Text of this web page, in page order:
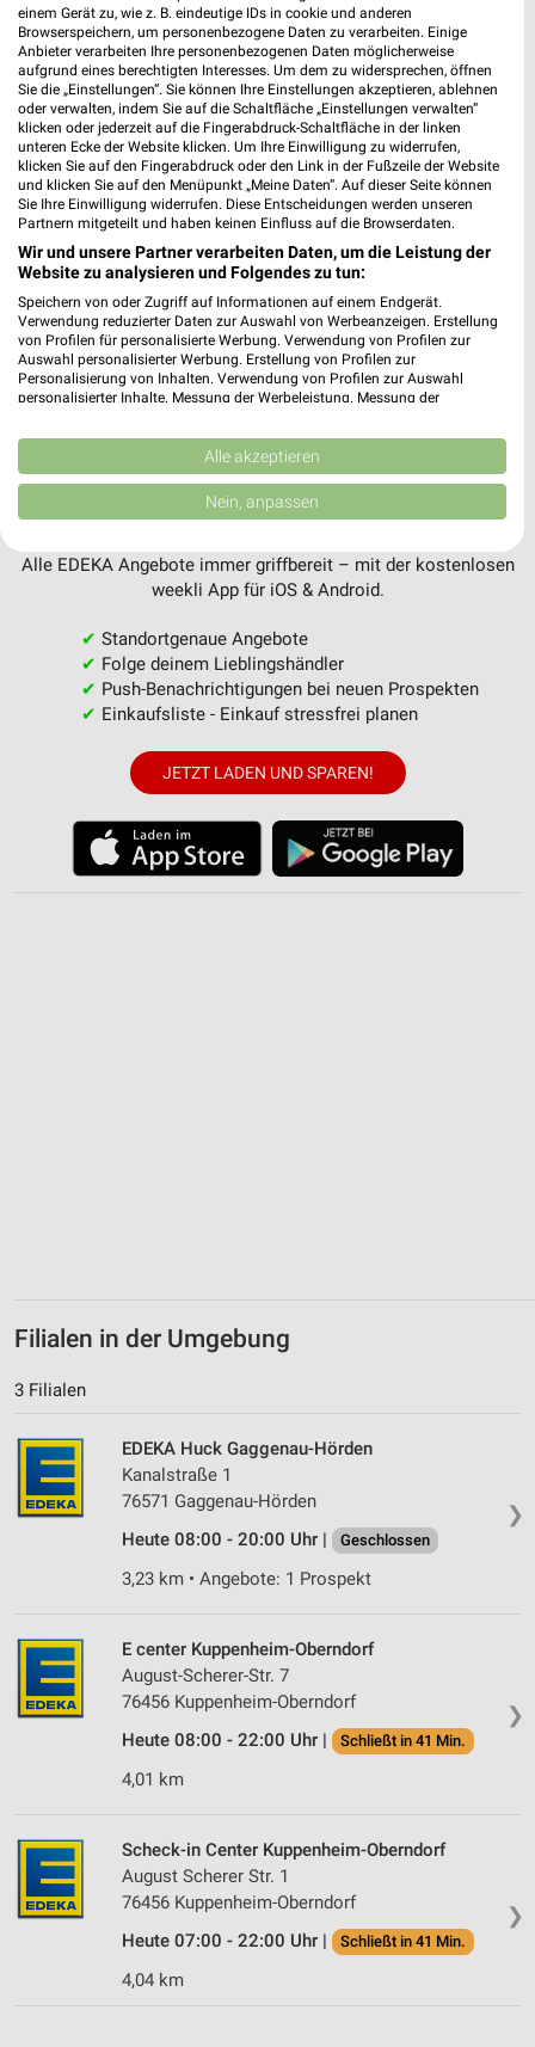
MEHR PROSPEKTE
weekli - Prospekte & Angebote App
Alle EDEKA Angebote immer griffbereit – mit der kostenlosen
weekli App für iOS & Android.
✔ Standortgenaue Angebote
✔ Folge deinem Lieblingshändler
✔ Push-Benachrichtigungen bei neuen Prospekten
✔ Einkaufsliste - Einkauf stressfrei planen
JETZT LADEN UND SPAREN!
Filialen in der Umgebung
3 Filialen
❯
EDEKA Huck Gaggenau-Hörden
Kanalstraße 1
76571 Gaggenau-Hörden
Heute 08:00 - 20:00 Uhr |
Geschlossen
3,23 km • Angebote: 1 Prospekt
❯
E center Kuppenheim-Oberndorf
August-Scherer-Str. 7
76456 Kuppenheim-Oberndorf
Heute 08:00 - 22:00 Uhr |
Schließt in 41 Min.
4,01 km
❯
Scheck-in Center Kuppenheim-Oberndorf
August Scherer Str. 1
76456 Kuppenheim-Oberndorf
Heute 07:00 - 22:00 Uhr |
Schließt in 41 Min.
4,04 km
einem Gerät zu, wie z. B. eindeutige IDs in cookie und anderen
Browserspeichern, um personenbezogene Daten zu verarbeiten. Einige
Anbieter verarbeiten Ihre personenbezogenen Daten möglicherweise
aufgrund eines berechtigten Interesses. Um dem zu widersprechen, öffnen
Sie die „Einstellungen“. Sie können Ihre Einstellungen akzeptieren, ablehnen
oder verwalten, indem Sie auf die Schaltfläche „Einstellungen verwalten“
klicken oder jederzeit auf die Fingerabdruck-Schaltfläche in der linken
unteren Ecke der Website klicken. Um Ihre Einwilligung zu widerrufen,
klicken Sie auf den Fingerabdruck oder den Link in der Fußzeile der Website
und klicken Sie auf den Menüpunkt „Meine Daten“. Auf dieser Seite können
Sie Ihre Einwilligung widerrufen. Diese Entscheidungen werden unseren
Partnern mitgeteilt und haben keinen Einfluss auf die Browserdaten.
Wir und unsere Partner verarbeiten Daten, um die Leistung der
Website zu analysieren und Folgendes zu tun:
Speichern von oder Zugriff auf Informationen auf einem Endgerät.
Verwendung reduzierter Daten zur Auswahl von Werbeanzeigen. Erstellung
von Profilen für personalisierte Werbung. Verwendung von Profilen zur
Auswahl personalisierter Werbung. Erstellung von Profilen zur
Personalisierung von Inhalten. Verwendung von Profilen zur Auswahl
personalisierter Inhalte. Messung der Werbeleistung. Messung der
Kombinationen von Daten aus verschiedenen Quellen. Entwicklung und
Verbesserung der Angebote. Verwendung reduzierter Daten zur Auswahl
von Inhalten.
Daten können außerhalb der Europäischen Union weitergegeben und in die
Website/App.
Partnerliste anzeigen (1 IAB-Anbieter)
IAB-Verarbeitungszwecke:
Speichern von oder Zugriff auf Informationen
auf einem Endgerät
Verwendung reduzierter Daten zur Auswahl von
Werbeanzeigen
Erstellung von Profilen für personalisierte
Werbung
Verwendung reduzierter Daten zur Auswahl von
IAB-Besonderheiten:
Verwendung genauer Standortdaten
Geräte anhand von aktiv angeforderten
Informationen identifizieren
Nicht-IAB-Verarbeitungszwecke:
Funktional
Alle akzeptieren
Nein, anpassen